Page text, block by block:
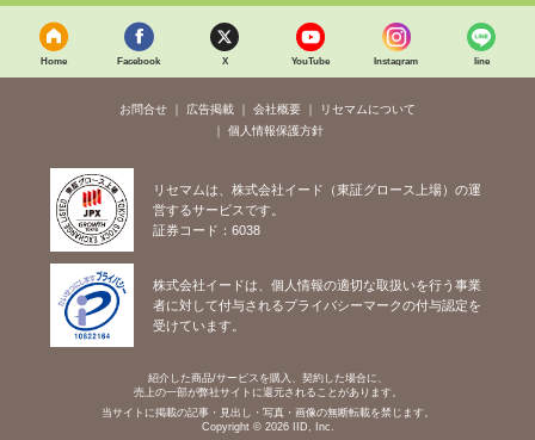
Home Facebook X YouTube Instagram line
お問合せ 広告掲載 会社概要
リセマムについて
個人情報保護方針
リセマムは、株式会社イード（東証グロース上場）の運
営するサービスです。
証券コード：6038
株式会社イードは、個人情報の適切な取扱いを行う事業
者に対して付与されるプライバシーマークの付与認定を
受けています。
紹介した商品/サービスを購入、契約した場合に、
売上の一部が弊社サイトに還元されることがあります。
当サイトに掲載の記事・見出し・写真・画像の無断転載を禁じます。
Copyright © 2026 IID, Inc.